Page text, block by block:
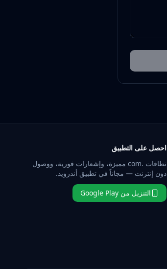
احصل على التطبيق
نطاقات .com مميزة، وإشعارات فورية، ووصول
دون إنترنت — مجاناً في تطبيق أندرويد.
التنزيل من Google Play